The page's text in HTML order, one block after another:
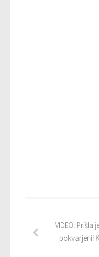
VIDEO: Prišla
pokvarjeni!